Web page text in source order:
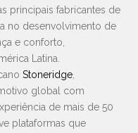
principais fabricantes de
no desenvolvimento de
e conforto,
Latina.
Stoneridge
global com
de mais de 50
plataformas que